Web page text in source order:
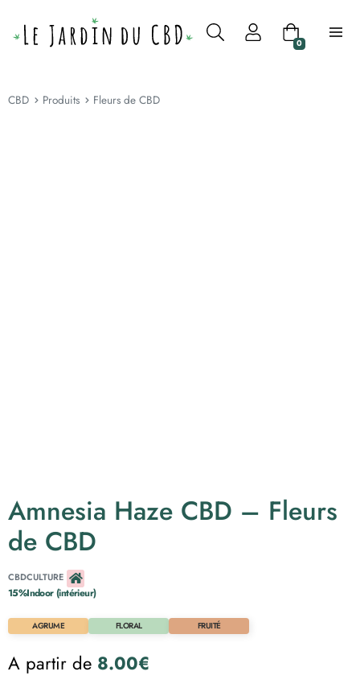
0
CBD Produits Fleurs de CBD
Amnesia Haze CBD – Fleurs
de CBD
CBD
15%
CULTURE
Indoor(intérieur)
AGRUME FLORAL FRUITÉ
A partir de 8.00€